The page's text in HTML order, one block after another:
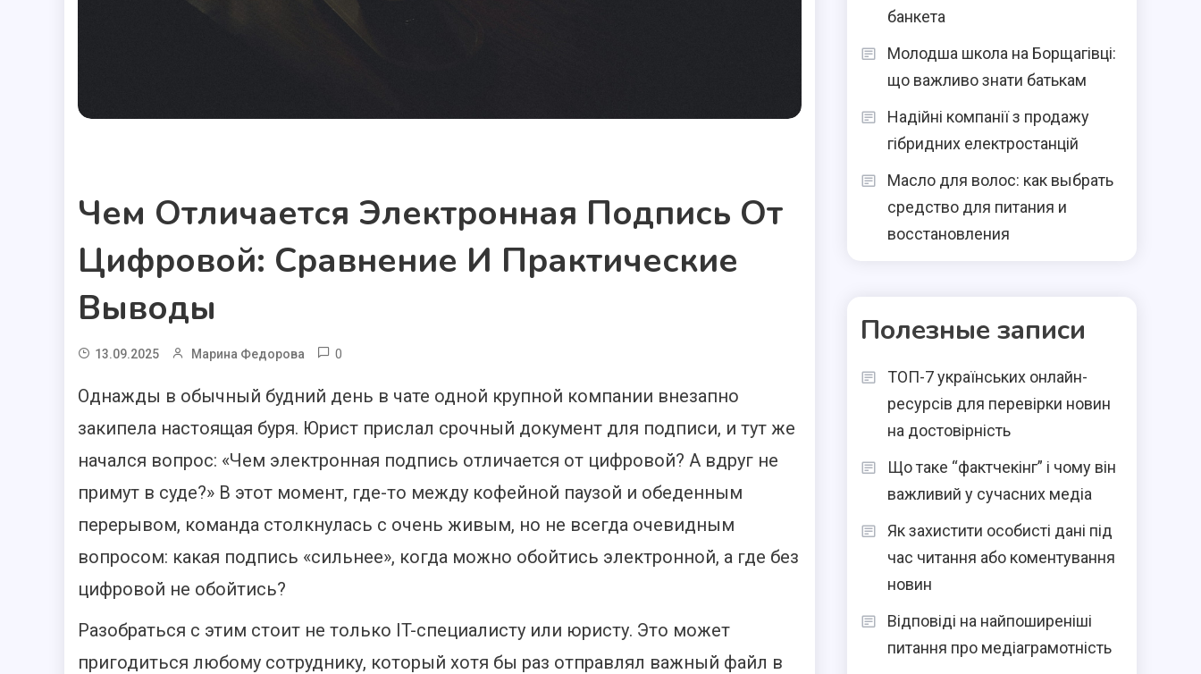
Чем Отличается Электронная Подпись От
Цифровой: Сравнение И Практические
Выводы
13.09.2025 Марина Федорова 0
Однажды в обычный будний день в чате одной крупной компании внезапно
закипела настоящая буря. Юрист прислал срочный документ для подписи, и тут же
начался вопрос: «Чем электронная подпись отличается от цифровой? А вдруг не
примут в суде?» В этот момент, где-то между кофейной паузой и обеденным
перерывом, команда столкнулась с очень живым, но не всегда очевидным
вопросом: какая подпись «сильнее», когда можно обойтись электронной, а где без
цифровой не обойтись?
Разобраться с этим стоит не только IT-специалисту или юристу. Это может
пригодиться любому сотруднику, который хотя бы раз отправлял важный файл в
банкета
Молодша школа на Борщагівці:
що важливо знати батькам
Надійні компанії з продажу
гібридних електростанцій
Масло для волос: как выбрать
средство для питания и
восстановления
Полезные записи
ТОП-7 українських онлайн-
ресурсів для перевірки новин
на достовірність
Що таке “фактчекінг” і чому він
важливий у сучасних медіа
Як захистити особисті дані під
час читання або коментування
новин
Відповіді на найпоширеніші
питання про медіаграмотність